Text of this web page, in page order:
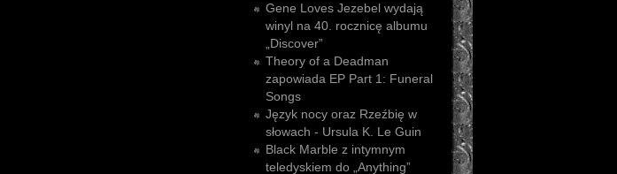
Gene Loves Jezebel wydają
winyl na 40. rocznicę albumu
„Discover”
Theory of a Deadman
zapowiada EP Part 1: Funeral
Songs
Język nocy oraz Rzeźbię w
słowach - Ursula K. Le Guin
Black Marble z intymnym
teledyskiem do „Anything”